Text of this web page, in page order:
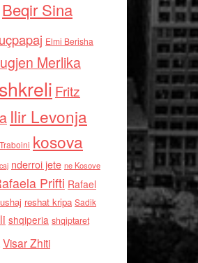
Beqir Sina
Elmi Berisha
Merlika
Fritz
Ilir Levonja
kosova
nderroi jete ne Kosove
Prifti Rafael
reshat kripa Sadik
shqiperia shqiptaret
Visar Zhiti